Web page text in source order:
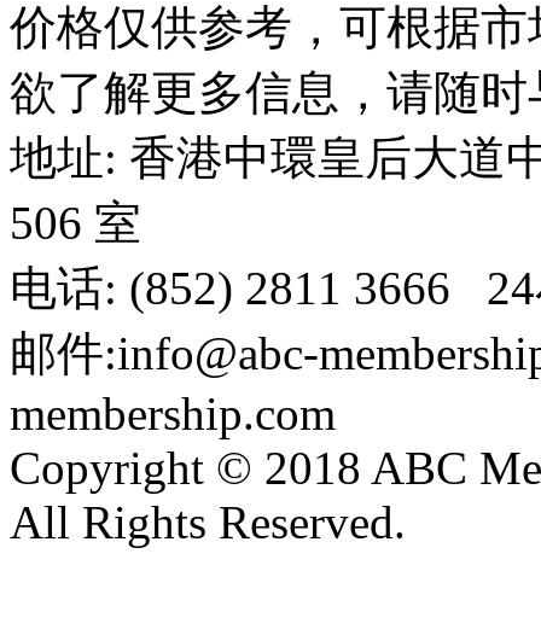
价格仅供参考，可根据
欲了解更多信息，请随
地址: 香港中環皇后大道
506 室
电话: (852) 2811 3666
邮件:info@abc-
membership.com
Copyright © 2018 ABC
All Rights Reserved.